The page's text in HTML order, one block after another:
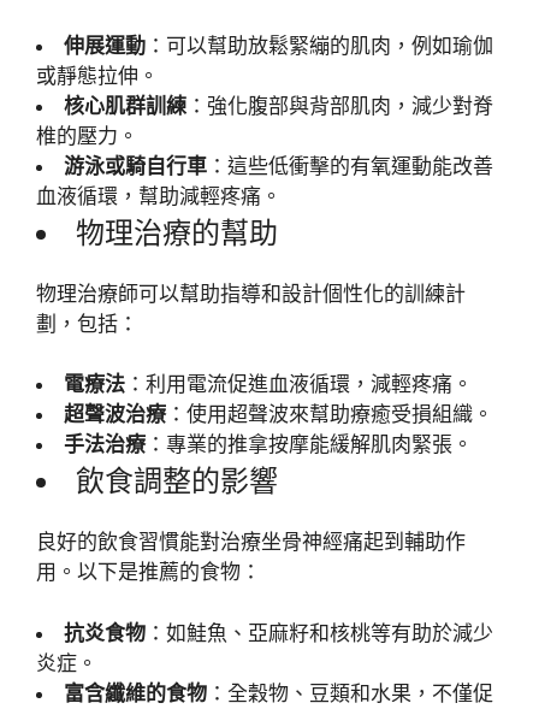
伸展運動 ：可以幫助放鬆緊繃的肌肉，例如瑜伽
或靜態拉伸。
核心肌群訓練 ：強化腹部與背部肌肉，減少對脊
椎的壓力。
游泳或騎自行車 ：這些低衝擊的有氧運動能改善
血液循環，幫助減輕疼痛。
物理治療的幫助
物理治療師可以幫助指導和設計個性化的訓練計
劃，包括：
電療法 ：利用電流促進血液循環，減輕疼痛。
超聲波治療：使用超聲波來幫助療癒受損組織。
手法治療：專業的推拿按摩能緩解肌肉緊張。
飲食調整的影響
良好的飲食習慣能對治療坐骨神經痛起到輔助作
用。以下是推薦的食物：
抗炎食物 ：如鮭魚、亞麻籽和核桃等有助於減少
炎症。
富含纖維的食物 ：全穀物、豆類和水果，不僅促